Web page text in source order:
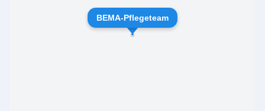
Als zuverlässiger Dienstleister arbeitet die
BEMA-Pflegeteam GmbH mit allen gesetzlichen
BEMA-Pflegeteam